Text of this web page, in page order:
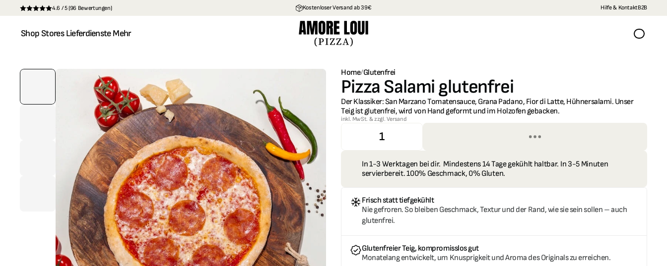
4.6 / 5 (96 Bewertungen) Kostenloser Versand ab 39€ Hilfe & KontaktB2B
Shop Stores Lieferdienste Mehr
Cookies
Home/Glutenfrei
Pizza Salami glutenfrei
Der Klassiker: San Marzano Tomatensauce, Grana Padano, Fior di Latte, Hühnersalami. Unser
Teig ist glutenfrei, wird von Hand geformt und im Holzofen gebacken.
inkl. MwSt. & zzgl. Versand
1
In 1-3 Werktagen bei dir.  Mindestens 14 Tage gekühlt haltbar. In 3-5 Minuten
servierbereit. 100% Geschmack, 0% Gluten.
Frisch statt tiefgekühlt
Nie gefroren. So bleiben Geschmack, Textur und der Rand, wie sie sein sollen – auch
glutenfrei.
Glutenfreier Teig, kompromisslos gut
Monatelang entwickelt, um Knusprigkeit und Aroma des Originals zu erreichen.